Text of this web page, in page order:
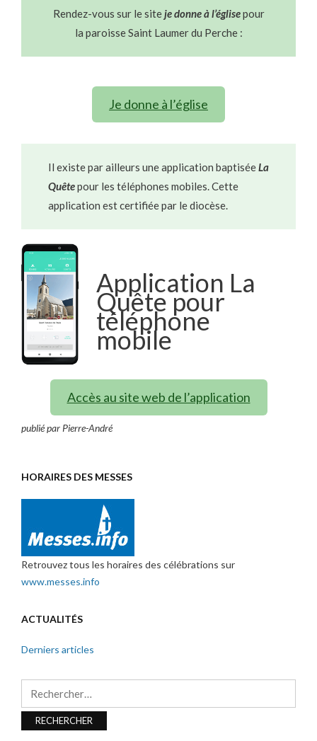
Rendez-vous sur le siteje donne à l’églisepour
la paroisse Saint Laumer du Perche :
Je donne à l’église
Il existe par ailleurs une application baptiséeLa
Quêtepour les téléphones mobiles. Cette
application est certifiée par le diocèse.
Application La
Quête pour
téléphone
mobile
Accès au site web de l’application
publié par Pierre-André
HORAIRES DES MESSES
Retrouvez tous les horaires des célébrations sur
www.messes.info
ACTUALITÉS
Derniers articles